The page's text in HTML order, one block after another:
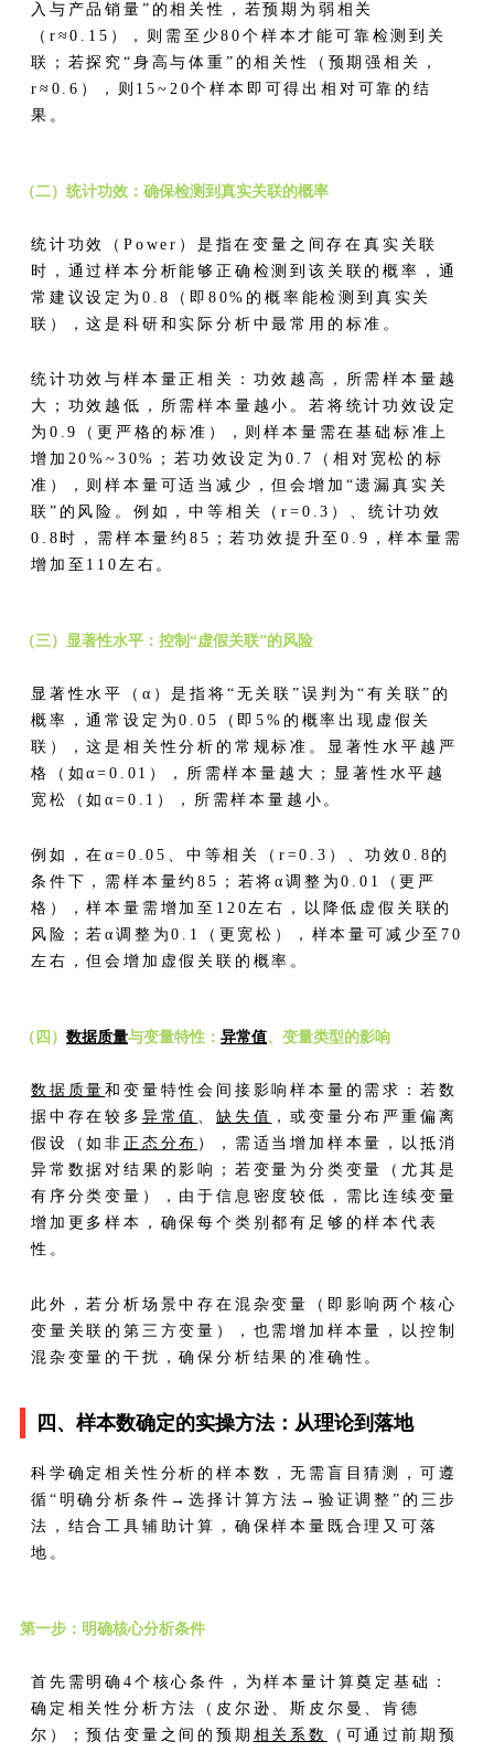
入与产品销量”的相关性，若预期为弱相关
（r≈0.15），则需至少80个样本才能可靠检测到关
联；若探究“身高与体重”的相关性（预期强相关，
r≈0.6），则15~20个样本即可得出相对可靠的结
果。
（二）统计功效：确保检测到真实关联的概率
统计功效（Power）是指在变量之间存在真实关联
时，通过样本分析能够正确检测到该关联的概率，通
常建议设定为0.8（即80%的概率能检测到真实关
联），这是科研和实际分析中最常用的标准。
统计功效与样本量正相关：功效越高，所需样本量越
大；功效越低，所需样本量越小。若将统计功效设定
为0.9（更严格的标准），则样本量需在基础标准上
增加20%~30%；若功效设定为0.7（相对宽松的标
准），则样本量可适当减少，但会增加“遗漏真实关
联”的风险。例如，中等相关（r=0.3）、统计功效
0.8时，需样本量约85；若功效提升至0.9，样本量需
增加至110左右。
（三）显著性水平：控制“虚假关联”的风险
显著性水平（α）是指将“无关联”误判为“有关联”的
概率，通常设定为0.05（即5%的概率出现虚假关
联），这是相关性分析的常规标准。显著性水平越严
格（如α=0.01），所需样本量越大；显著性水平越
宽松（如α=0.1），所需样本量越小。
例如，在α=0.05、中等相关（r=0.3）、功效0.8的
条件下，需样本量约85；若将α调整为0.01（更严
格），样本量需增加至120左右，以降低虚假关联的
风险；若α调整为0.1（更宽松），样本量可减少至70
左右，但会增加虚假关联的概率。
（四） 数据质量与变量特性： 异常值、变量类型的影响
数据质量和变量特性会间接影响样本量的需求：若数
据中存在较多 异常值 、缺失值 ，或变量分布严重偏离
假设（如非 正态分布 ），需适当增加样本量，以抵消
异常数据对结果的影响；若变量为分类变量（尤其是
有序分类变量），由于信息密度较低，需比连续变量
增加更多样本，确保每个类别都有足够的样本代表
性。
此外，若分析场景中存在混杂变量（即影响两个核心
变量关联的第三方变量），也需增加样本量，以控制
混杂变量的干扰，确保分析结果的准确性。
四、样本数确定的实操方法：从理论到落地
科学确定相关性分析的样本数，无需盲目猜测，可遵
循“明确分析条件→选择计算方法→验证调整”的三步
法，结合工具辅助计算，确保样本量既合理又可落
地。
第一步：明确核心分析条件
首先需明确4个核心条件，为样本量计算奠定基础：
确定相关性分析方法（皮尔逊、斯皮尔曼、肯德
尔）；预估变量之间的预期 相关系数
（可通过前期预